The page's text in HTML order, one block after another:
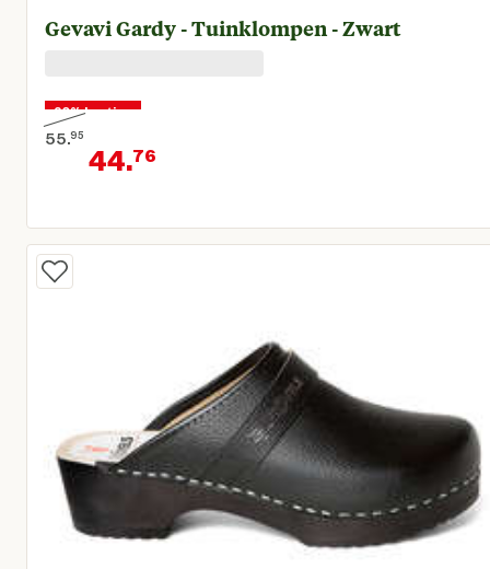
Gevavi Gardy - Tuinklompen - Zwart
20% korting
55.95
Oorspronkelijke prijs € 55,95
44.76
Huidige prijs € 44,76